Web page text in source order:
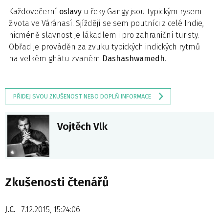
Každovečerní oslavy u řeky Gangy jsou typickým rysem
života ve Váránasí. Sjíždějí se sem poutníci z celé Indie,
nicméně slavnost je lákadlem i pro zahraniční turisty.
Obřad je prováděn za zvuku typických indických rytmů
na velkém ghátu zvaném Dashashwamedh.
PŘIDEJ SVOU ZKUŠENOST NEBO DOPLŇ INFORMACE
Vojtěch Vlk
Zkušenosti čtenářů
J.C.
7.12.2015, 15:24:06